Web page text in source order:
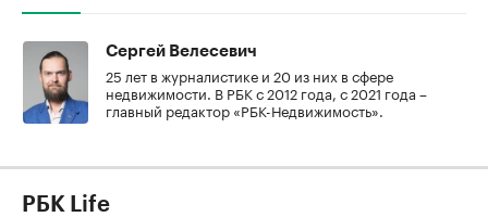
Сергей Велесевич
25 лет в журналистике и 20 из них в сфере
недвижимости. В РБК с 2012 года, с 2021 года –
главный редактор «РБК-Недвижимость».
РБК Life